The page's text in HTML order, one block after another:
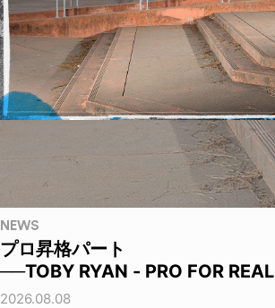
NEWS
プロ昇格パート
──TOBY RYAN - PRO FOR REAL
2026.08.08